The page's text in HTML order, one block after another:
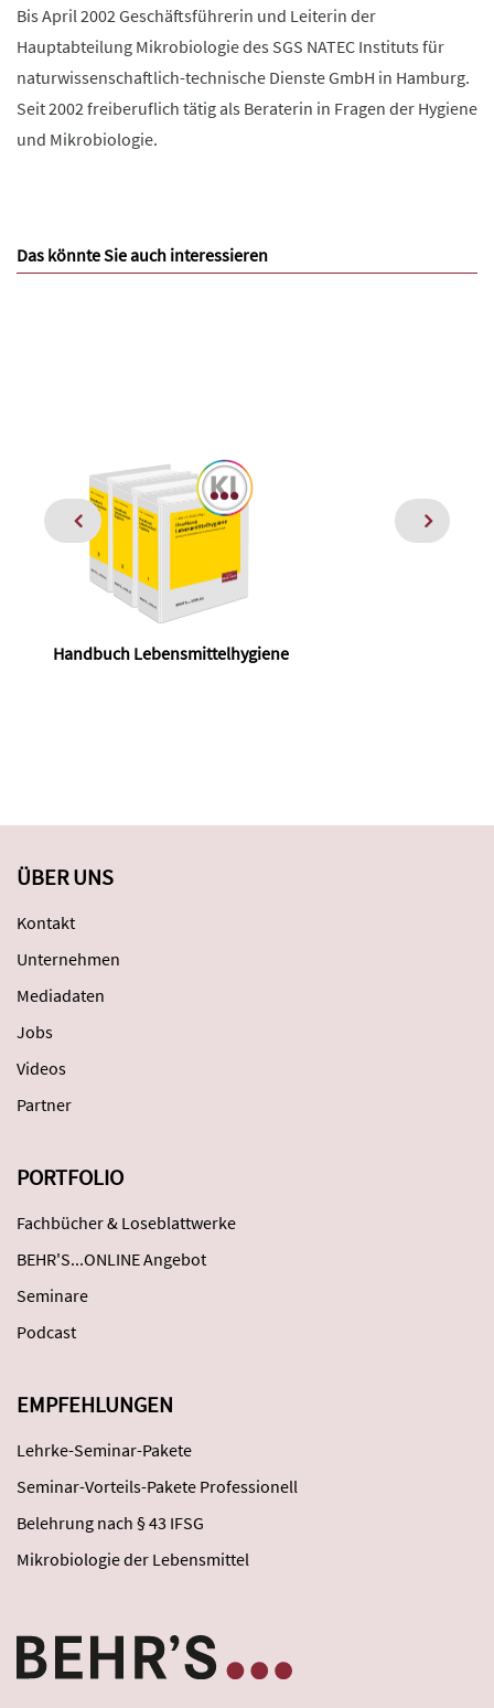
Bis April 2002 Geschäftsführerin und Leiterin der
Hauptabteilung Mikrobiologie des SGS NATEC Instituts für
naturwissenschaftlich-technische Dienste GmbH in Hamburg.
Seit 2002 freiberuflich tätig als Beraterin in Fragen der Hygiene
und Mikrobiologie.
Das könnte Sie auch interessieren
Handbuch Lebensmittelhygiene
ÜBER UNS
Kontakt
Unternehmen
Mediadaten
Jobs
Videos
Partner
PORTFOLIO
Fachbücher & Loseblattwerke
BEHR'S...ONLINE Angebot
Seminare
Podcast
EMPFEHLUNGEN
Lehrke-Seminar-Pakete
Seminar-Vorteils-Pakete Professionell
Belehrung nach § 43 IFSG
Mikrobiologie der Lebensmittel